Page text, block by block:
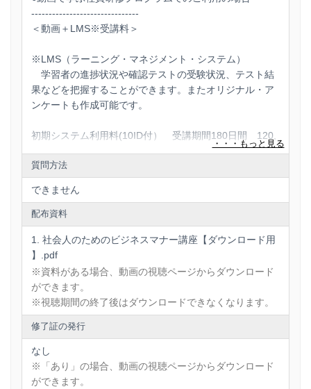
-------------------------------
＜動画＋LMS※受講料＞
※LMS（ラーニング・マネジメント・システム）
学習者の進捗状況や確認テストの受験状況、テスト結
果などを把握することができます。またオリジナル・ア
ンケートも作成可能です。
初期システム利用料(10ID付） 受講期間180日間 120,
000円
追加ID
・11～300ID 650円/1ID
・301～500ID 600円/1ID
・501～1,000ID 500円/1ID
導入シミュレーション
300IDの場合、302,000円税別
500IDの場合、422,000円税別
＊金額は、すべて本体価格です。別途消費税が10%加算
されます。
＊1,001人を超える利用の場合は、別途お見積りいたしま
す。ご連絡ください。
-------------------------------
質問方法
できません
配布資料
社会人のためのビジネスマナー講座【ダウンロード用
】.pdf
※資料がある場合、動画の視聴ページからダウンロード
ができます。
※視聴期間の終了後はダウンロードできなくなります。
修了証の発行
なし
※「あり」の場合、動画の視聴ページからダウンロード
ができます。